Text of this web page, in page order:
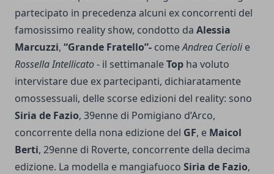
partecipato in precedenza alcuni ex concorrenti del
famosissimo reality show, condotto da Alessia
Marcuzzi, “Grande Fratello”- comeAndrea Ceriolie
Rossella Intellicato- il settimanaleTop ha voluto
intervistare due ex partecipanti, dichiaratamente
omossessuali, delle scorse edizioni del reality: sono
Siria de Fazio, 39enne di Pomigiano d’Arco,
concorrente della nona edizione del GF, e Maicol
Berti, 29enne di Roverte, concorrente della decima
edizione. La modella e mangiafuoco Siria de Fazio,